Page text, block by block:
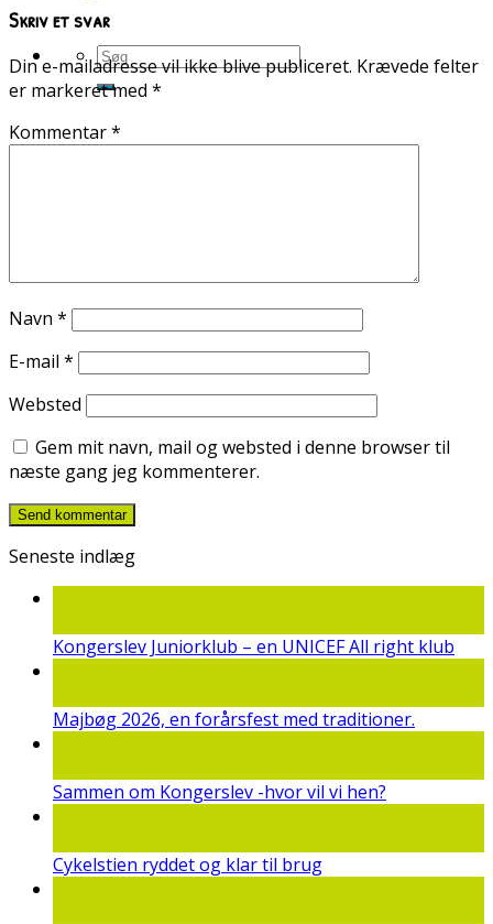
Skriv et svar
Din e-mailadresse vil ikke blive publiceret. Krævede felter
er markeret med *
Kommentar*
Navn *
E-mail *
Websted
Gem mit navn, mail og websted i denne browser til
næste gang jeg kommenterer.
Seneste indlæg
Kongerslev Juniorklub – en UNICEF All right klub
Majbøg 2026, en forårsfest med traditioner.
Sammen om Kongerslev -hvor vil vi hen?
Cykelstien ryddet og klar til brug